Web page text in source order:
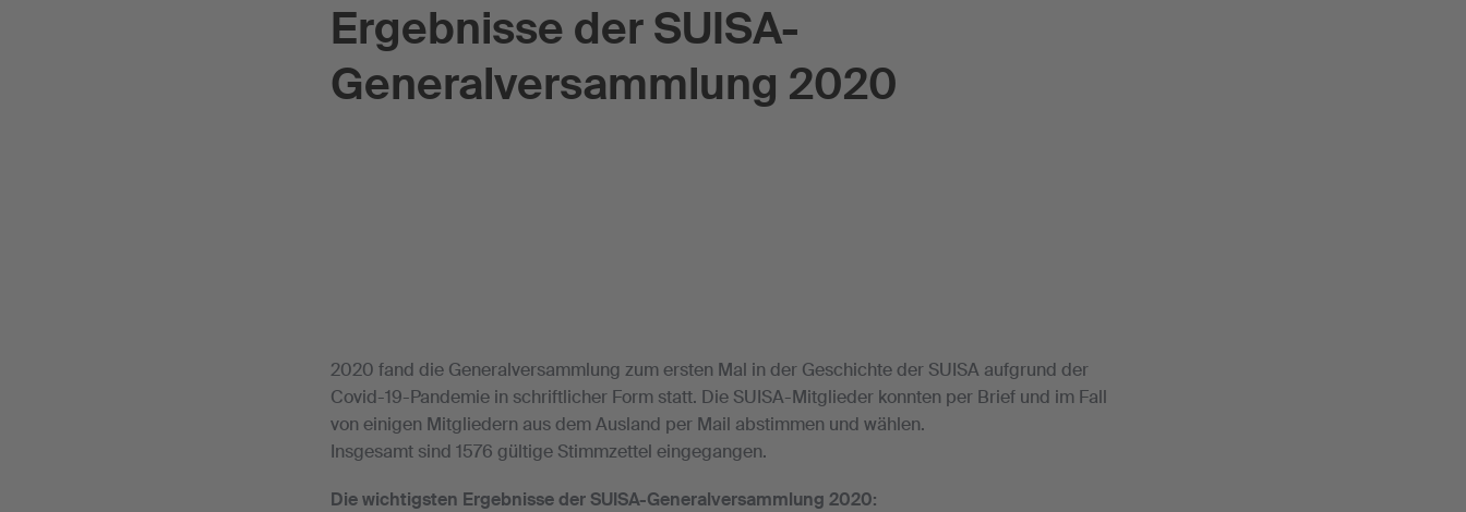
Ergebnisse der SUISA-
Generalversammlung 2020
2020 fand die Generalversammlung zum ersten Mal in der Geschichte der SUISA aufgrund der
Covid-19-Pandemie in schriftlicher Form statt. Die SUISA-Mitglieder konnten per Brief und im Fall
von einigen Mitgliedern aus dem Ausland per Mail abstimmen und wählen.
Insgesamt sind 1576 gültige Stimmzettel eingegangen.
Die wichtigsten Ergebnisse der SUISA-Generalversammlung 2020: